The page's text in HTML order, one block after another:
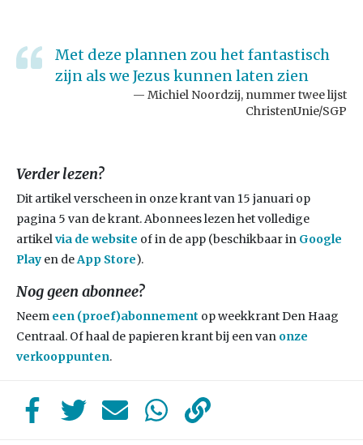
Met deze plannen zou het fantastisch
zijn als we Jezus kunnen laten zien
Michiel Noordzij, nummer twee lijst
ChristenUnie/SGP
Verder lezen?
Dit artikel verscheen in onze krant van 15 januari op
pagina 5 van de krant. Abonnees lezen het volledige
artikelvia de website of in de app (beschikbaar in Google
Play en deApp Store).
Nog geen abonnee?
Neem een (proef)abonnement op weekkrant Den Haag
Centraal. Of haal de papieren krant bij een van onze
verkooppunten.